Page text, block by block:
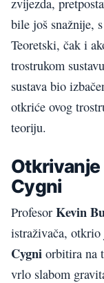
bile još snažnije,
Teoretski, čak i
trostrukom
sustava bio
otkriće ovog
teoriju.
Cygni
Profesor Kevin
istraživača, otkrio
Cygni orbitira na
vrlo slabom